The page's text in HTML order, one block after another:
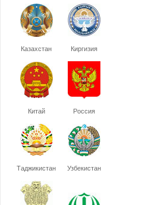
Казахстан Киргизия
Китай Россия
Таджикистан Узбекистан